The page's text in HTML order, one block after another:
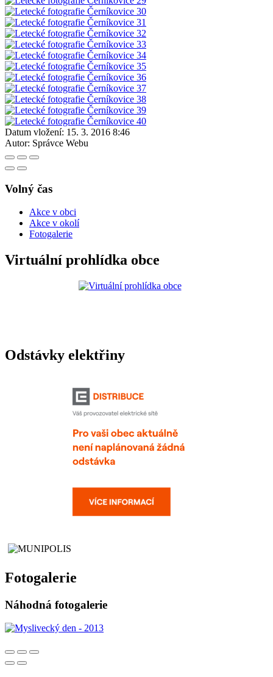
Datum vložení: 15. 3. 2016 8:46
Autor: Správce Webu
Volný čas
Akce v obci
Akce v okolí
Fotogalerie
Virtuální prohlídka obce
Odstávky elektřiny
Fotogalerie
Náhodná fotogalerie